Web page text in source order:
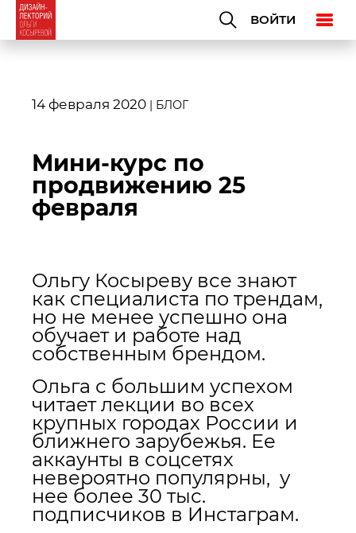
ВОЙТИ
14 февраля 2020 | БЛОГ
Мини-курс по
продвижению 25
февраля
Ольгу Косыреву все знают
как специалиста по трендам,
но не менее успешно она
обучает и работе над
собственным брендом.
Ольга с большим успехом
читает лекции во всех
крупных городах России и
ближнего зарубежья. Ее
аккаунты в соцсетях
невероятно популярны, у
нее более 30 тыс.
подписчиков в Инстаграм.